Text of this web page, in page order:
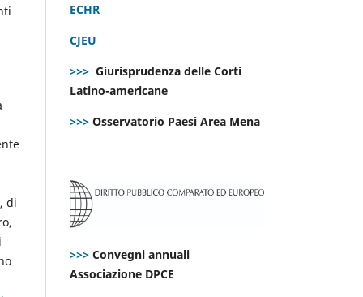
di
ECHR
CJEU
>>> Giurisprudenza delle Corti
Latino-americane
>>> Osservatorio Paesi Area Mena
>>> Convegni annuali
Associazione DPCE